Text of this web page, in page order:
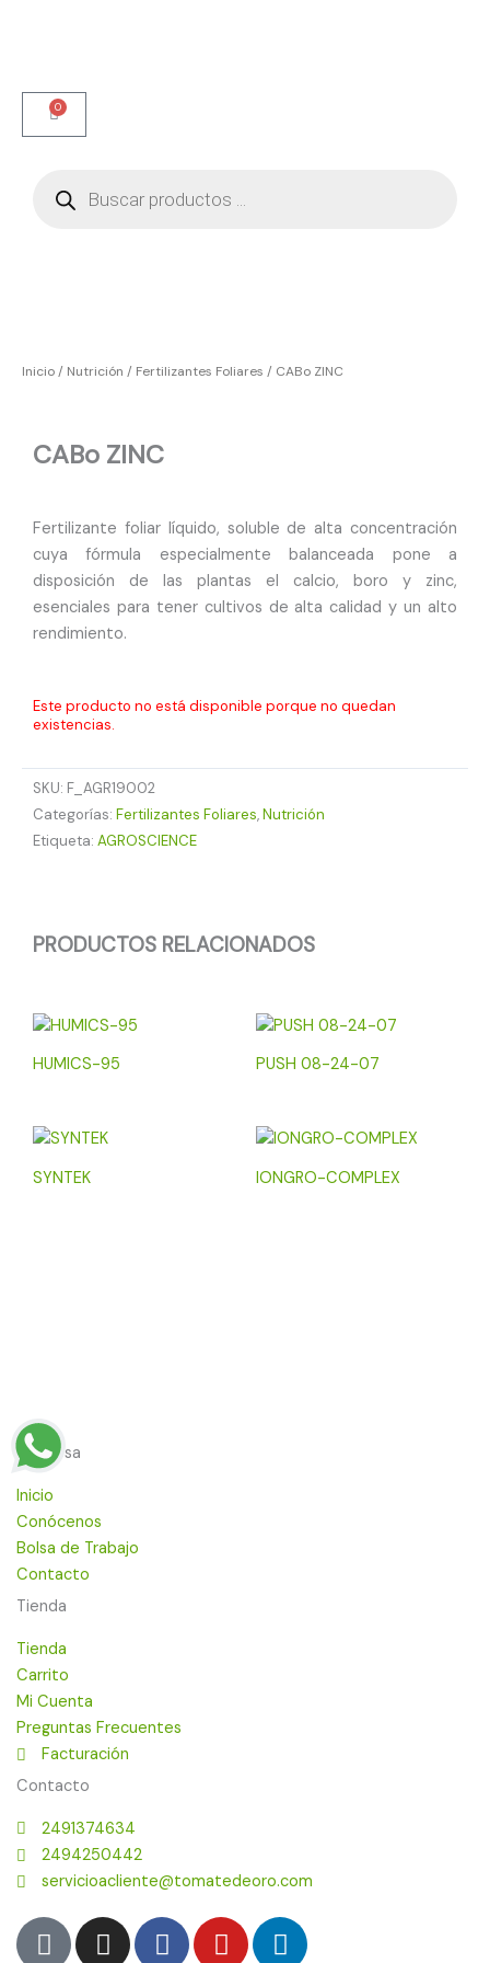
0
Carrito
productos
Inicio/ Nutrición / Fertilizantes Foliares / CABo ZINC
CABo ZINC
Fertilizante foliar líquido, soluble de alta concentración
cuya fórmula especialmente balanceada pone a
disposición de las plantas el calcio, boro y zinc,
esenciales para tener cultivos de alta calidad y un alto
rendimiento.
Este producto no está disponible porque no quedan
existencias.
SKU: F_AGR19002
Categorías: Fertilizantes Foliares,Nutrición
Etiqueta: AGROSCIENCE
PRODUCTOS RELACIONADOS
HUMICS-95 PUSH 08-24-07
SYNTEK IONGRO-COMPLEX
Empresa
Inicio
Conócenos
Bolsa de Trabajo
Contacto
Tienda
Tienda
Carrito
Mi Cuenta
Preguntas Frecuentes
Facturación
Contacto
2491374634
2494250442
servicioacliente@tomatedeoro.com
T I F Y L